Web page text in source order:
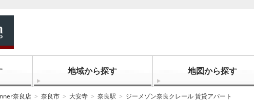
地域から探す 地図から探す
奈良店 奈良市 大安寺 奈良駅 ジーメゾン奈良クレール 賃貸アパート